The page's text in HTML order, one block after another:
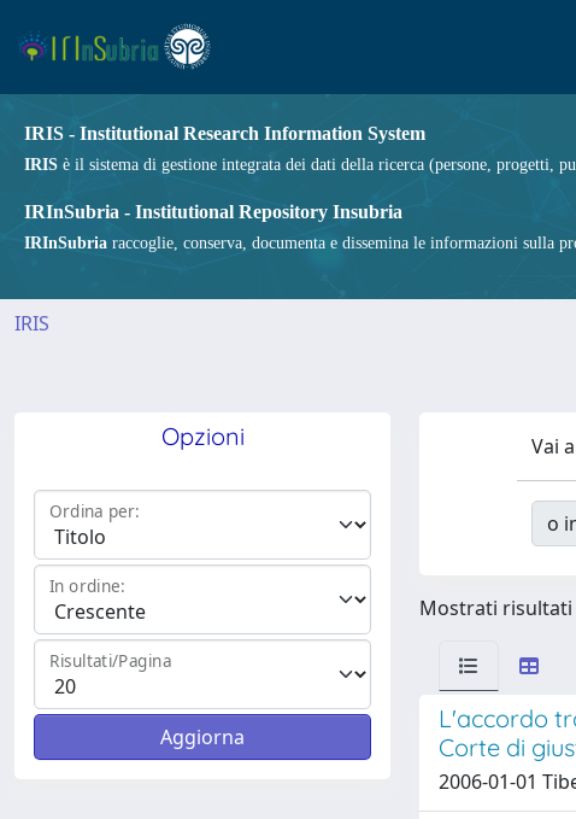
IRIS - Institutional Research Information System
IRIS è il sistema di gestione integrata dei dati della ricerca (persone, progetti,
IRInSubria - Institutional Repository Insubria
IRInSubria raccoglie, conserva, documenta e dissemina le informazioni sulla
IRIS
Opzioni
Ordina per:
In ordine:
Risultati/Pagina
Vai
o
Mostrati risultati
L'accordo
Corte di
2006-01-01